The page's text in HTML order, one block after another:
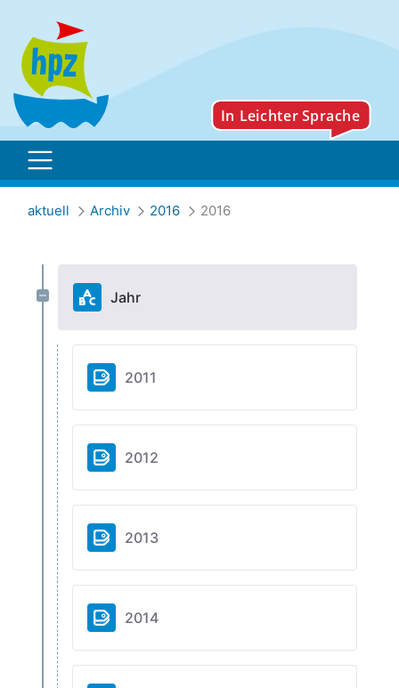
Archiv
aktuell Archiv 2016 2016
Jahr
2011
2012
2013
2014